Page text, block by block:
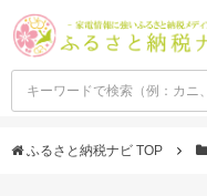
ふるさと納税ナビ TOP